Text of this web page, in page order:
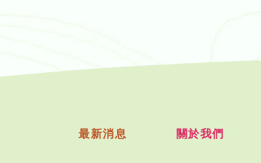
最新消息 關於我們